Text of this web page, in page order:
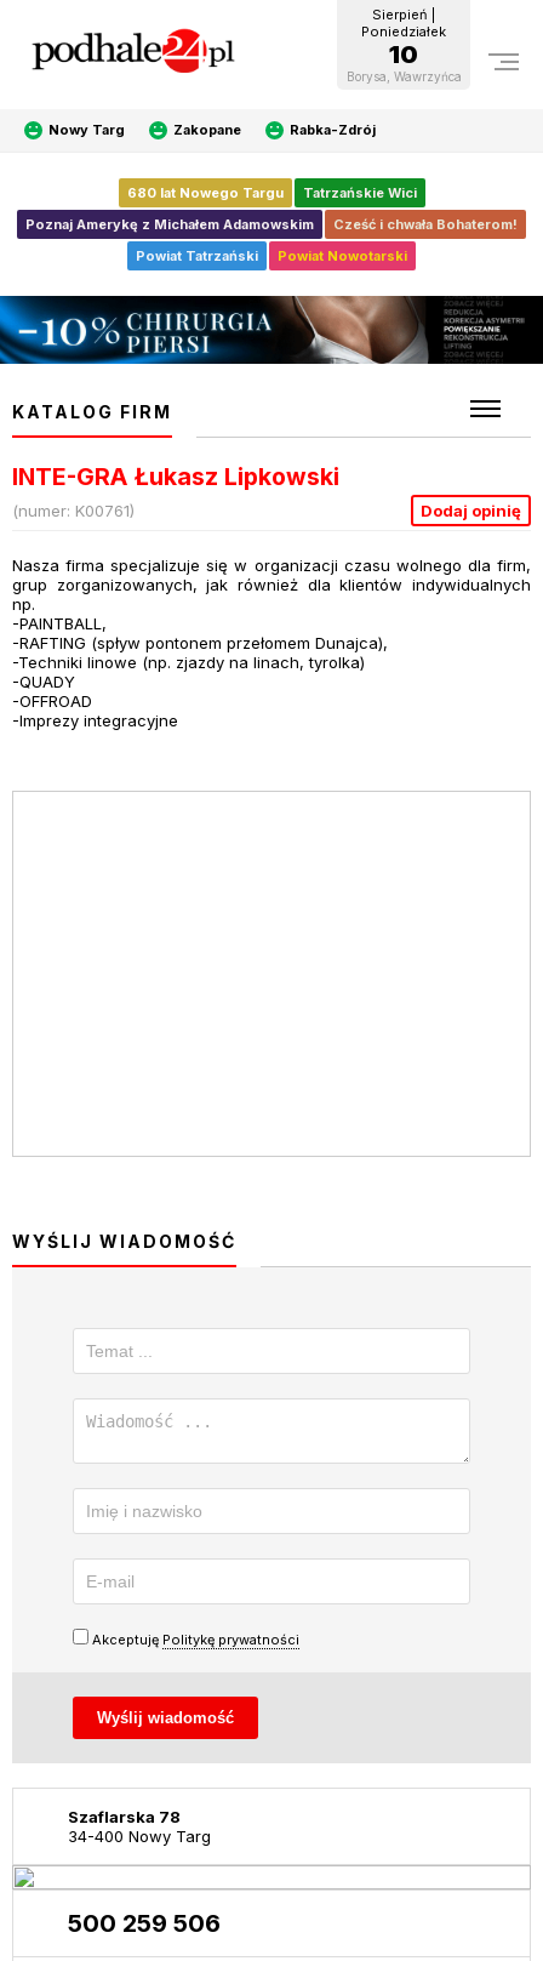
Nowy Targ Zakopane Rabka-Zdrój
Sierpień |
Poniedziałek
10
Borysa, Wawrzyńca
680 lat Nowego Targu
Tatrzańskie Wici
Poznaj Amerykę z Michałem Adamowskim
Cześć i chwała Bohaterom!
Powiat Tatrzański
Powiat Nowotarski
KATALOG FIRM
Szaflarska 78
34-400 Nowy Targ
500 259 506
INTE-GRA Łukasz Lipkowski
(numer: K00761) Dodaj opinię
Nasza firma specjalizuje się w organizacji czasu wolnego dla firm,
grup zorganizowanych, jak również dla klientów indywidualnych
np.
-PAINTBALL,
-RAFTING (spływ pontonem przełomem Dunajca),
-Techniki linowe (np. zjazdy na linach, tyrolka)
-QUADY
-OFFROAD
-Imprezy integracyjne
WYŚLIJ WIADOMOŚĆ
Akceptuję Politykę prywatności